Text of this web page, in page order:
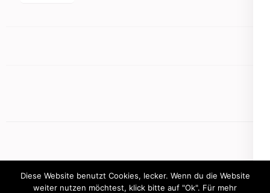
Diese Website benutzt Cookies, lecker. Wenn du die Website
weiter nutzen möchtest, klick bitte auf "Ok". Für mehr